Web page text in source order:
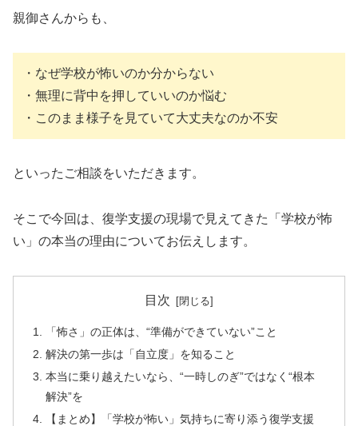
親御さんからも、
・なぜ学校が怖いのか分からない
・無理に背中を押していいのか悩む
・このまま様子を見ていて大丈夫なのか不安
といったご相談をいただきます。
そこで今回は、復学支援の現場で見えてきた「学校が怖
い」の本当の理由についてお伝えします。
目次
「怖さ」の正体は、“準備ができていない”こと
解決の第一歩は「自立度」を知ること
本当に乗り越えたいなら、“一時しのぎ”ではなく“根本
解決”を
【まとめ】「学校が怖い」気持ちに寄り添う復学支援